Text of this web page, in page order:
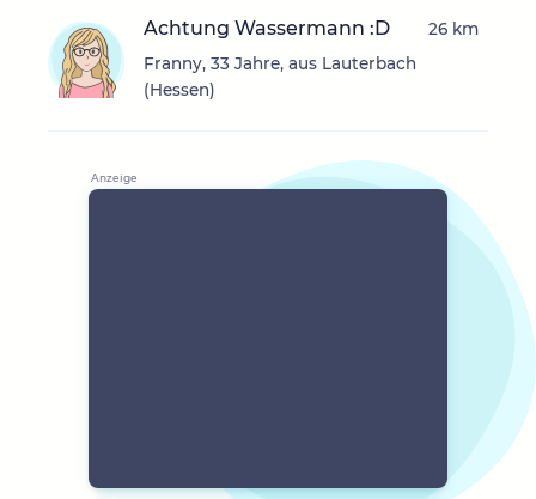
Achtung Wassermann :D
Franny, 33 Jahre, aus Lauterbach
(Hessen)
26 km